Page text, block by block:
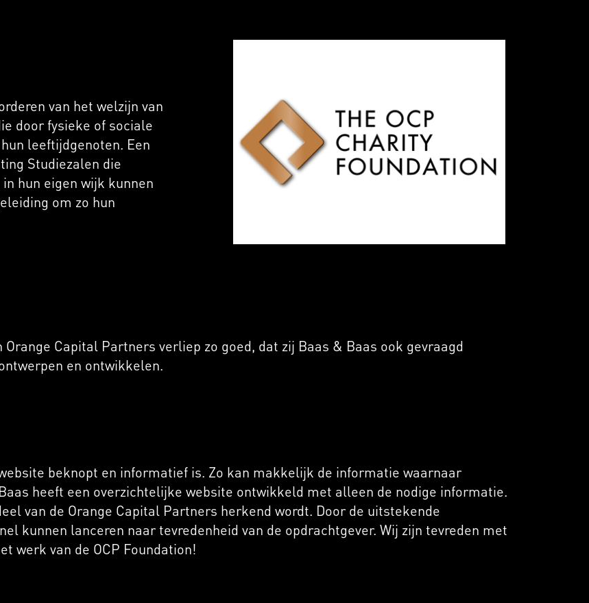
van het welzijn van
door fysieke of sociale
leeftijdgenoten. Een
Studiezalen die
hun eigen wijk kunnen
om zo hun
Capital Partners verliep zo goed, dat zij Baas & Baas ook gevraagd
en ontwikkelen.
beknopt en informatief is. Zo kan makkelijk de informatie waarnaar
heeft een overzichtelijke website ontwikkeld met alleen de nodige informatie.
van de Orange Capital Partners herkend wordt. Door de uitstekende
kunnen lanceren naar tevredenheid van de opdrachtgever. Wij zijn tevreden met
werk van de OCP Foundation!